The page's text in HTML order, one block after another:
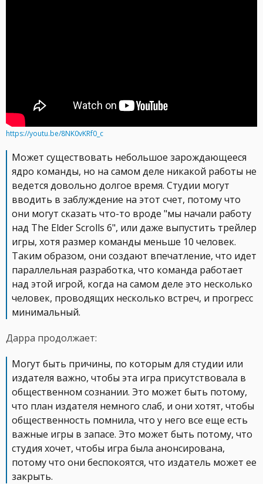
https://youtu.be/8NK0vKRf0_c
Может существовать небольшое зарождающееся
ядро команды, но на самом деле никакой работы не
ведется довольно долгое время. Студии могут
вводить в заблуждение на этот счет, потому что
они могут сказать что-то вроде "мы начали работу
над The Elder Scrolls 6", или даже выпустить трейлер
игры, хотя размер команды меньше 10 человек.
Таким образом, они создают впечатление, что идет
параллельная разработка, что команда работает
над этой игрой, когда на самом деле это несколько
человек, проводящих несколько встреч, и прогресс
минимальный.
Дарра продолжает:
Могут быть причины, по которым для студии или
издателя важно, чтобы эта игра присутствовала в
общественном сознании. Это может быть потому,
что план издателя немного слаб, и они хотят, чтобы
общественность помнила, что у него все еще есть
важные игры в запасе. Это может быть потому, что
студия хочет, чтобы игра была анонсирована,
потому что они беспокоятся, что издатель может ее
закрыть.